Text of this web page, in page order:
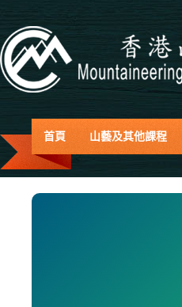
首頁 山藝及其他課程